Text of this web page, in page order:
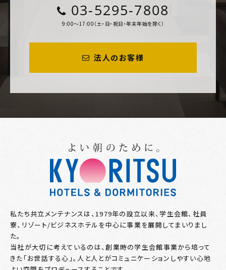
03-5295-7808
9:00～17:00（土・日・祝日・年末年始を除く）
法人のお客様
私たち共立メンテナンスは、1979年の設立以来、学生会館、社員
寮、リゾート/ビジネスホテルを中心に事業を展開してまいりまし
た。
当社が大切に考えているのは、創業時の学生会館事業から培って
きた「お世話する心」。人と人とがコミュニケーションしやすい心地